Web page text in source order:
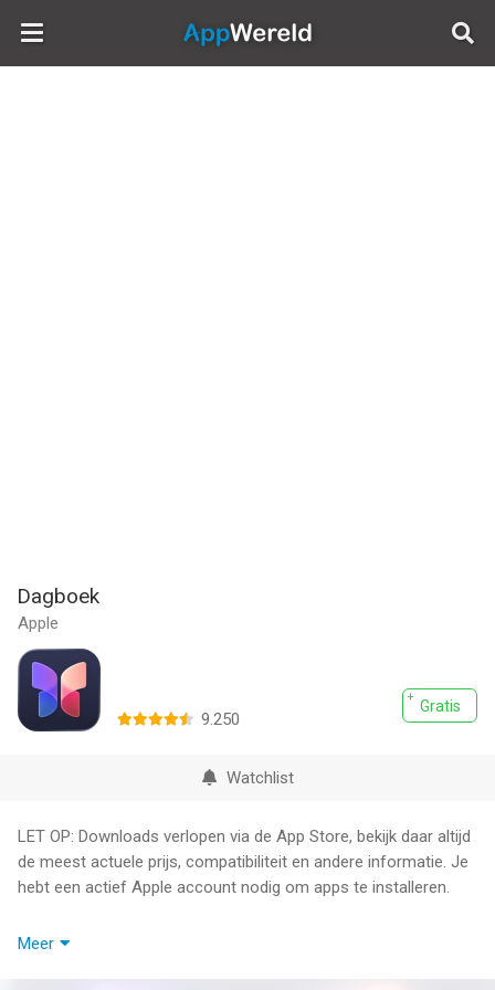
AppWereld
Dagboek
Apple
Gratis
9.250
Watchlist
LET OP: Downloads verlopen via de App Store, bekijk daar altijd
de meest actuele prijs, compatibiliteit en andere informatie. Je
hebt een actief Apple account nodig om apps te installeren.
Neem een moment om te reflecteren op de dag van vandaag.
Meer